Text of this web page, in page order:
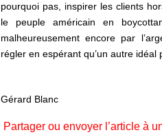
pourquoi pas, inspirer les clients
le peuple américain en
malheureusement encore par
régler en espérant qu’un autre idéal
Gérard Blanc
Partager ou envoyer l’article à